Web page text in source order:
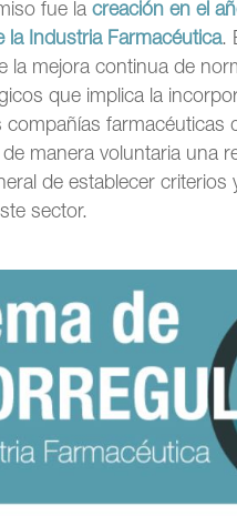
fue lacreación en el
la Industria Farmacéutica.
la mejora continua de
que implica la
compañías farmacéuticas
manera voluntaria una
de establecer
sector.